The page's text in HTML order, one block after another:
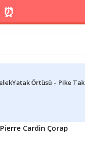
Yatak Örtüsü – Pike
Cardin Çorap